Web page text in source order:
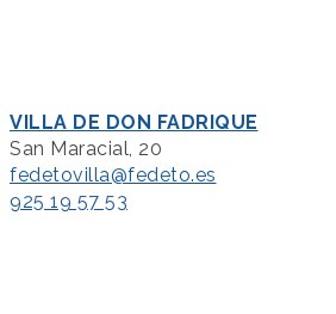
VILLA DE DON FADRIQUE
San Maracial, 20
fedetovilla@fedeto.es
925 19 57 53